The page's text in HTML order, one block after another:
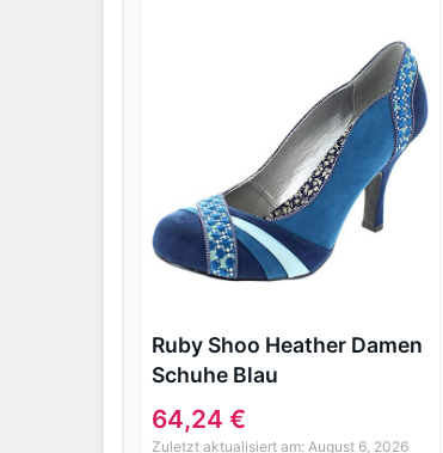
Ruby Shoo Heather Damen
Schuhe Blau
64,24 €
Zuletzt aktualisiert am: August 6, 2026